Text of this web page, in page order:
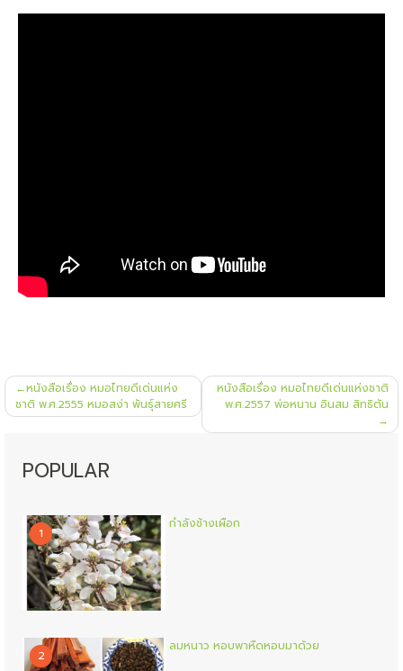
แนะแนว
เรื่อง
หนังสือเรื่อง หมอไทยดีเด่นแห่ง
ชาติ พ.ศ.2555 หมอสง่า พันธุ์สายศรี
หนังสือเรื่อง หมอไทยดีเด่นแห่งชาติ
พ.ศ.2557 พ่อหนาน อินสม สิทธิตัน
POPULAR
1
กำลังช้างเผือก
2
ลมหนาว หอบพาหืดหอบมาด้วย